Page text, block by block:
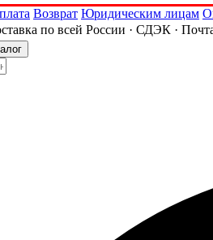
Возврат Юридическим лицам
по всей России · СДЭК ·